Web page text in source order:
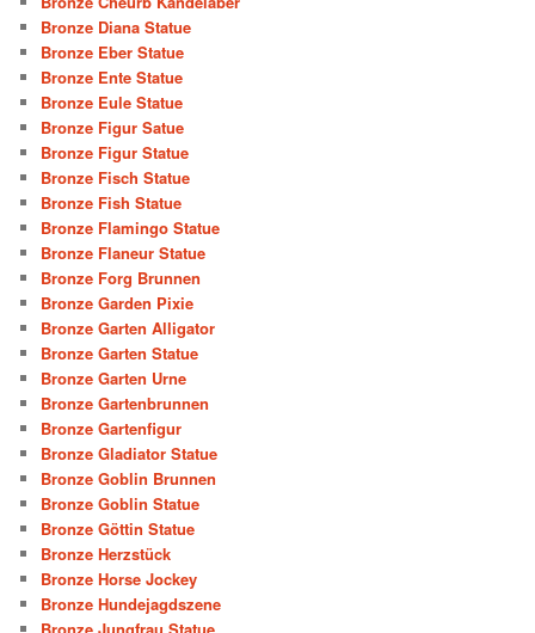
Bronze Diana Statue
Bronze Eber Statue
Bronze Ente Statue
Bronze Eule Statue
Bronze Figur Satue
Bronze Figur Statue
Bronze Fisch Statue
Bronze Fish Statue
Bronze Flamingo Statue
Bronze Flaneur Statue
Bronze Forg Brunnen
Bronze Garden Pixie
Bronze Garten Alligator
Bronze Garten Statue
Bronze Garten Urne
Bronze Gartenbrunnen
Bronze Gartenfigur
Bronze Gladiator Statue
Bronze Goblin Brunnen
Bronze Goblin Statue
Bronze Göttin Statue
Bronze Herzstück
Bronze Horse Jockey
Bronze Hundejagdszene